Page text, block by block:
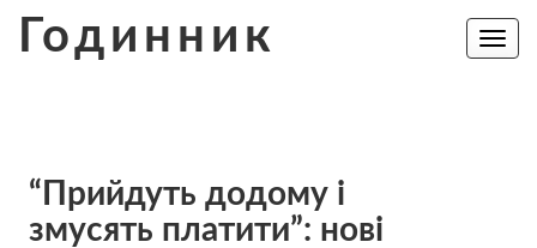
Годинник
Toggle
“Прийдуть додому і
змусять платити”: нові